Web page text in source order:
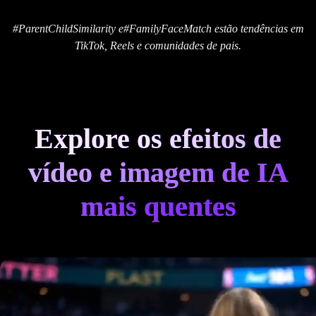
#ParentChildSimilarity e#FamilyFaceMatch estão tendências em
TikTok, Reels e comunidades de pais.
Explore os efeitos de
vídeo e imagem de IA
mais quentes